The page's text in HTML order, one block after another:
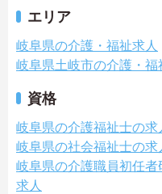
エリア
岐阜県の介護・福祉求人
岐阜県土岐市の介護・福
資格
岐阜県の介護福祉士の求
岐阜県の社会福祉士の求
岐阜県の介護職員初任
求人